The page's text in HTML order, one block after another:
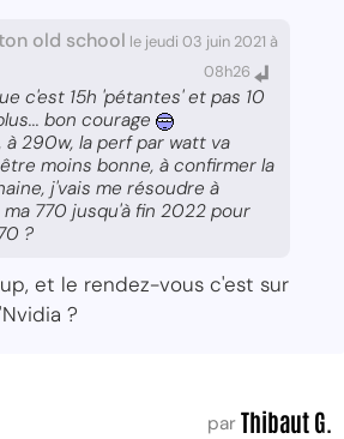
old school le jeudi 03 juin 2021 à
08h26
c'est 15h 'pétantes' et pas 10
bon courage
à 290w, la perf par watt va
moins bonne, à confirmer la
j'vais me résoudre à
770 jusqu'à fin 2022 pour
?
et le rendez-vous c'est sur
?
par Thibaut G.